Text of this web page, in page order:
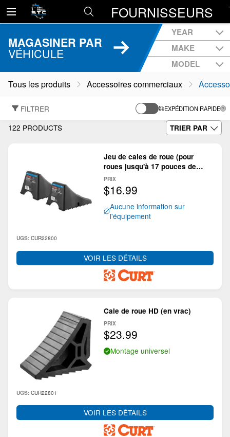
FOURNISSEURS
MAGASINER PAR
VÉHICULE
YEAR
MAKE
MODEL
Tous les produits Accessoires commerciaux
122 PRODUCTS
FILTRER EXPÉDITION RAPIDE
TRIER PAR
Jeu de cales de roue (pour
roues jusqu'à 17 pouces de
large)
Aucune information sur
l'équipement
PRIX
$16.99
UGS: CUR22800
VOIR LES DÉTAILS
Cale de roue HD (en vrac)
Montage universel
PRIX
$23.99
UGS: CUR22801
VOIR LES DÉTAILS